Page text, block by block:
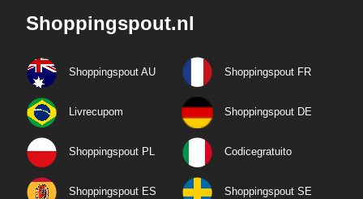
Shoppingspout.nl
Shoppingspout AU Shoppingspout FR
Livrecupom Shoppingspout DE
Shoppingspout PL Codicegratuito
Shoppingspout ES Shoppingspout SE